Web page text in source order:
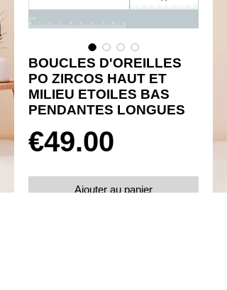
BOUCLES D'OREILLES
PO ZIRCOS HAUT ET
MILIEU ETOILES BAS
PENDANTES LONGUES
€49.00
Ajouter au panier